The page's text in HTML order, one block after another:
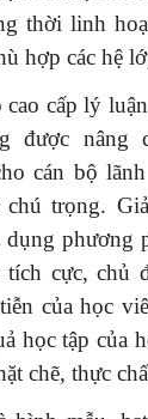
thời linh
hợp các hệ
cao cấp lý
được nâng
cán bộ
chú trọng.
phương
cực, chủ
của học
học tập của
chẽ, thực